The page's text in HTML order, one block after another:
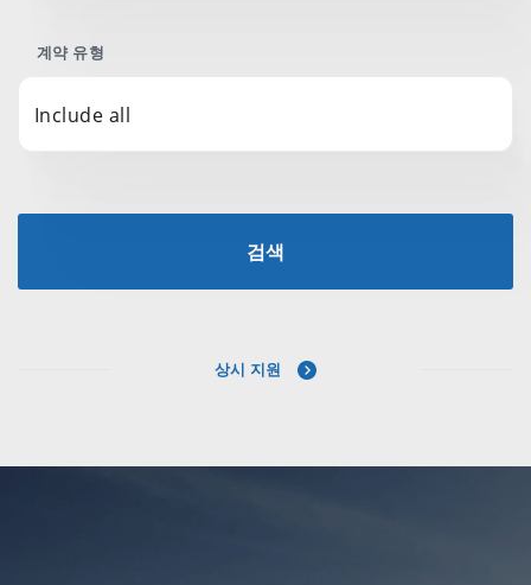
계약 유형
Include all
검색
상시 지원